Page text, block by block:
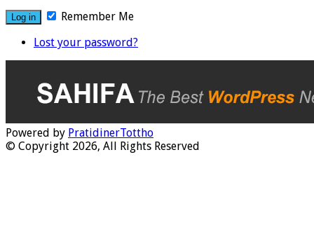
Remember Me
Lost your password?
Powered by PratidinerTottho
© Copyright 2026, All Rights Reserved